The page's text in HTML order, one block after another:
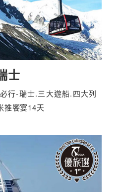
士
行-瑞士.三大遊船.四大列
推饗宴14天